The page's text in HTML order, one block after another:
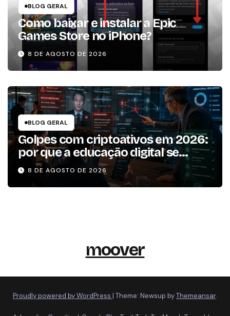
BLOG GERAL
Como baixar e instalar a Epic
Games Store no iPhone?
8 DE AGOSTO DE 2026
BLOG GERAL
Golpes com criptoativos em 2026:
por que a educação digital se
tornou um dos pilares da
resiliência operacional
8 DE AGOSTO DE 2026
moover
Proudly powered by WordPress | Theme: Newsup byThemeansar.